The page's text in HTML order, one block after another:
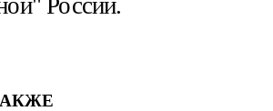
России.